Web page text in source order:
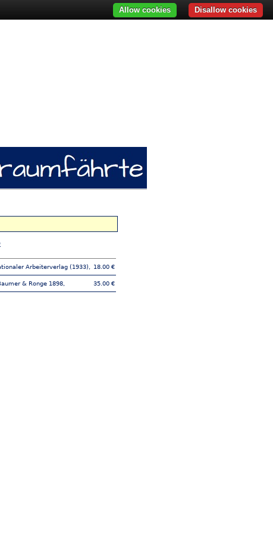
Arbeiterverlag (1933),
18.00 €
& Ronge 1898, 35.00 €
Disallow cookies
Allow cookies